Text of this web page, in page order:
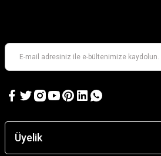
Kill Team: Terror on Devlan
Üyelik